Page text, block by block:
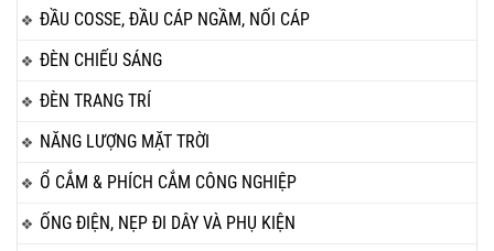
ĐẦU COSSE, ĐẦU CÁP NGẦM, NỐI CÁP
ĐÈN CHIẾU SÁNG
ĐÈN TRANG TRÍ
NĂNG LƯỢNG MẶT TRỜI
Ổ CẮM & PHÍCH CẮM CÔNG NGHIỆP
ỐNG ĐIỆN, NẸP ĐI DÂY VÀ PHỤ KIỆN